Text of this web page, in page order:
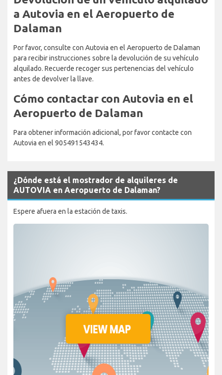
a Autovia en el Aeropuerto de
Dalaman
Por favor, consulte con Autovia en el Aeropuerto de Dalaman
para recibir instrucciones sobre la devolución de su vehículo
alquilado. Recuerde recoger sus pertenencias del vehículo
antes de devolver la llave.
Cómo contactar con Autovia en el
Aeropuerto de Dalaman
Para obtener información adicional, por favor contacte con
Autovia en el 905491543434.
¿Dónde está el mostrador de alquileres de
AUTOVIA en Aeropuerto de Dalaman?
Espere afuera en la estación de taxis.